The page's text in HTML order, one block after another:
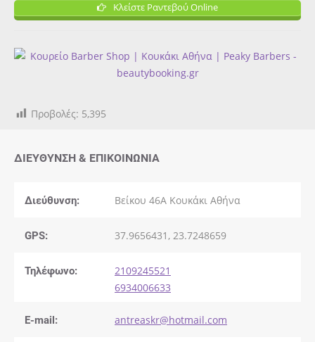
Κλείστε Ραντεβού Online
Προβολές: 5,395
ΔΙΕΎΘΥΝΣΗ & ΕΠΙΚΟΙΝΩΝΊΑ
Διεύθυνση: Βείκου 46Α Κουκάκι Αθήνα
GPS: 37.9656431, 23.7248659
Τηλέφωνο:
2109245521
6934006633
E-mail: antreaskr@hotmail.com